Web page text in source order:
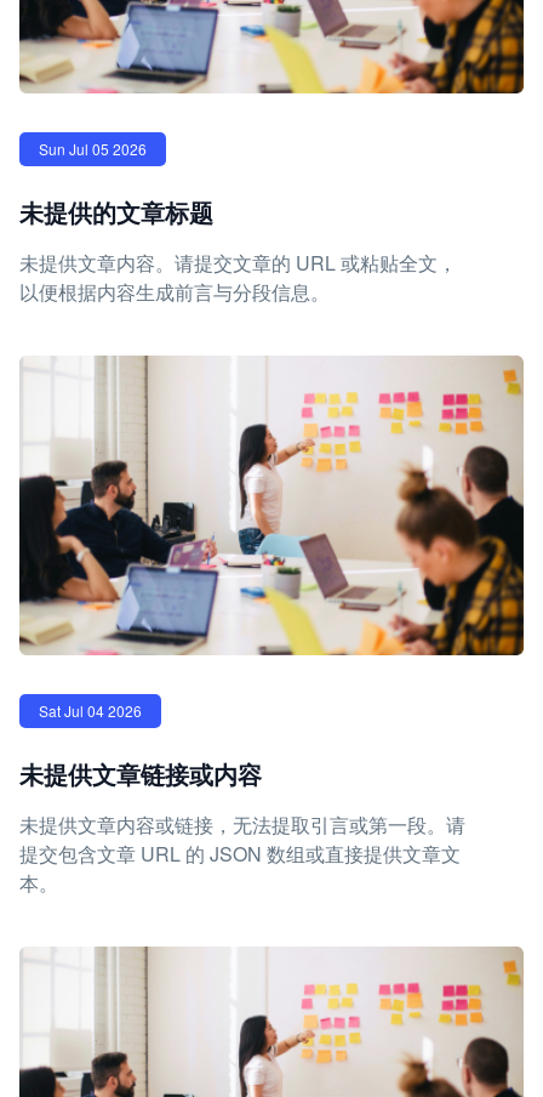
Sun Jul 05 2026
未提供的文章标题
未提供文章内容。请提交文章的 URL 或粘贴全文，
以便根据内容生成前言与分段信息。
Sat Jul 04 2026
未提供文章链接或内容
未提供文章内容或链接，无法提取引言或第一段。请
提交包含文章 URL 的 JSON 数组或直接提供文章文
本。